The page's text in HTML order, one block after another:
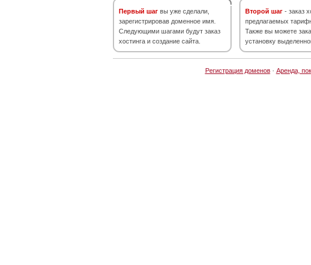
Первый шаг вы уже сделали,
зарегистрировав доменное имя.
Следующими шагами будут заказ
хостинга и создание сайта.
Второй шаг - заказ
предлагаемых
Также вы можете
установку
Регистрация доменов· Аренда,